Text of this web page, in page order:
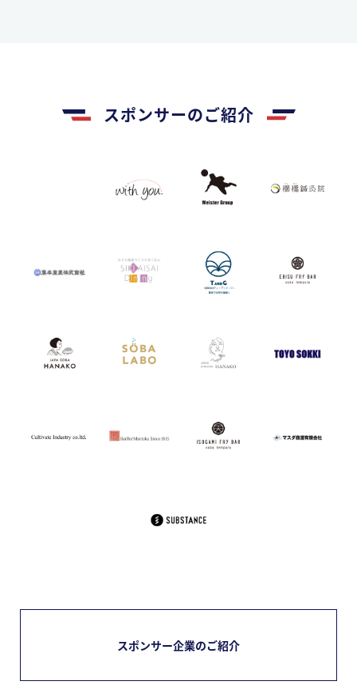
スポンサーのご紹介
スポンサー企業のご紹介